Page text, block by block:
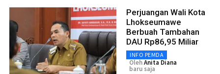
Perjuangan Wali Kota
Lhokseumawe
Berbuah Tambahan
DAU Rp86,95 Miliar
INFO PEMDA
OlehAnita Diana
baru saja